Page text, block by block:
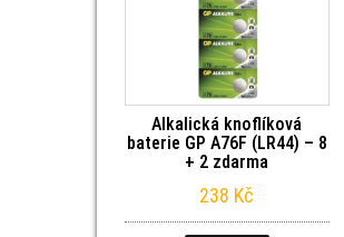
Alkalická knoflíková
baterie GP A76F (LR44) – 8
+ 2 zdarma
238 Kč